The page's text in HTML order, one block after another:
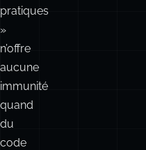
pratiques
»
n’offre
aucune
immunité
quand
du
code